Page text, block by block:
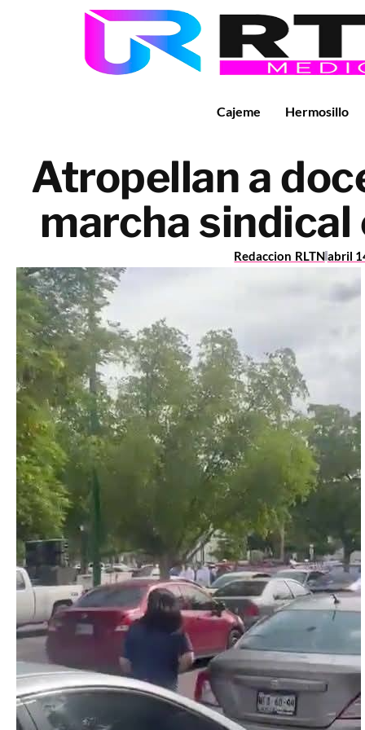
Cajeme Hermosillo
Atropellan a
marcha sindical
Redaccion RLTNabril